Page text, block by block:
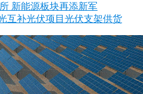
新能源板块再添新军
互补光伏项目光伏支架供货